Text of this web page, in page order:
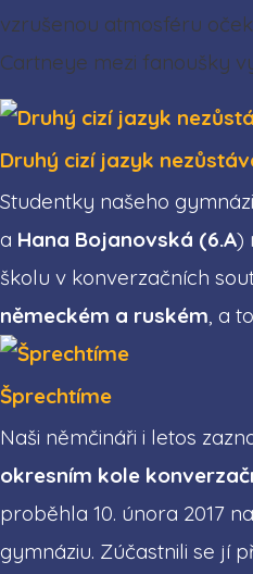
vzrušenou atmosféru
Cartneye mezi fanoušky
Druhý cizí jazyk
Studentky našeho
a Hana Bojanovská (6.A)
školu v konverzačních
německém a ruském, a
Šprechtíme
Naši němčináři i letos
okresním kole
proběhla 10. února 2017
gymnáziu. Zúčastnili se jí